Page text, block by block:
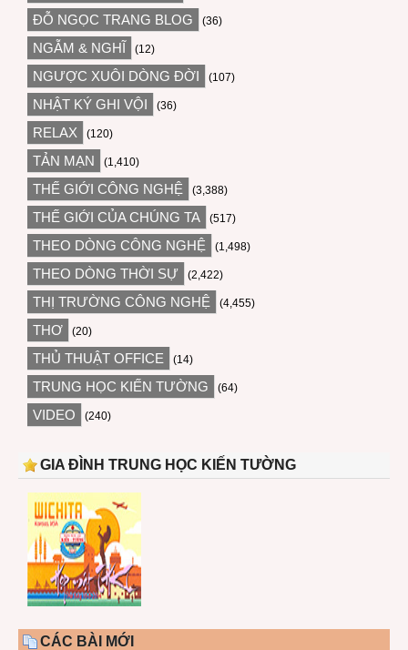
ĐỖ NGỌC TRANG BLOG (36)
NGẪM & NGHĨ (12)
NGƯỢC XUÔI DÒNG ĐỜI (107)
NHẬT KÝ GHI VỘI (36)
RELAX (120)
TẢN MẠN (1,410)
THẾ GIỚI CÔNG NGHỆ (3,388)
THẾ GIỚI CỦA CHÚNG TA (517)
THEO DÒNG CÔNG NGHỆ (1,498)
THEO DÒNG THỜI SỰ (2,422)
THỊ TRƯỜNG CÔNG NGHỆ (4,455)
THƠ (20)
THỦ THUẬT OFFICE (14)
TRUNG HỌC KIẾN TƯỜNG (64)
VIDEO (240)
GIA ĐÌNH TRUNG HỌC KIẾN TƯỜNG
CÁC BÀI MỚI